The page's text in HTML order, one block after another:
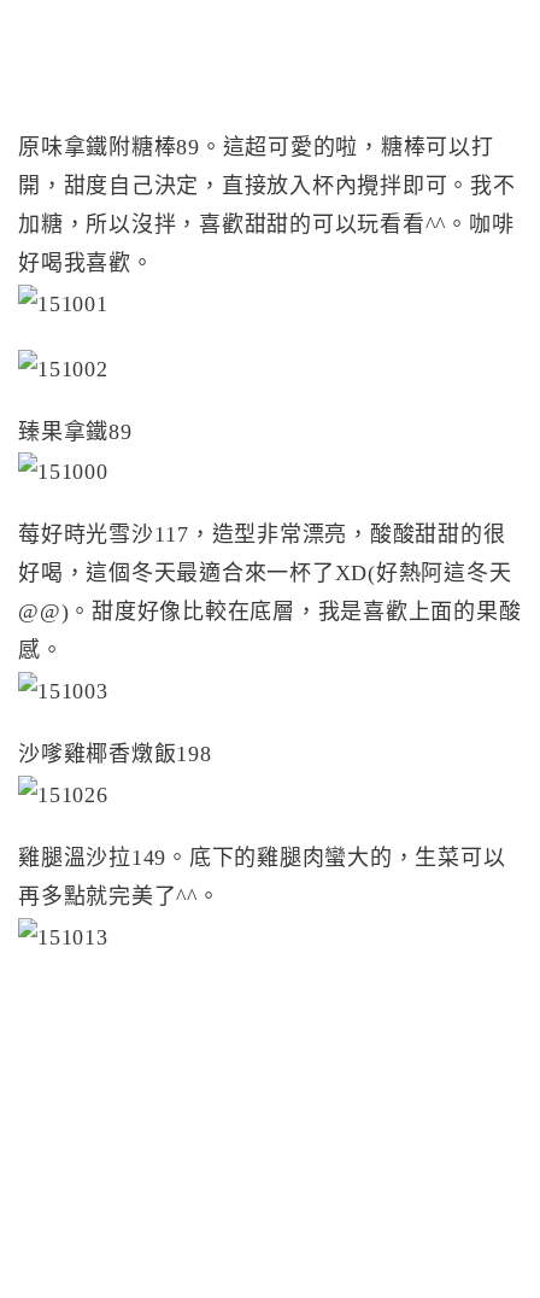
原味拿鐵附糖棒89。這超可愛的啦，糖棒可以打
開，甜度自己決定，直接放入杯內攪拌即可。我不
加糖，所以沒拌，喜歡甜甜的可以玩看看^^。咖啡
好喝我喜歡。
臻果拿鐵89
莓好時光雪沙117，造型非常漂亮，酸酸甜甜的很
好喝，這個冬天最適合來一杯了XD(好熱阿這冬天
@@)。甜度好像比較在底層，我是喜歡上面的果酸
感。
沙嗲雞椰香燉飯198
雞腿溫沙拉149。底下的雞腿肉蠻大的，生菜可以
再多點就完美了^^。